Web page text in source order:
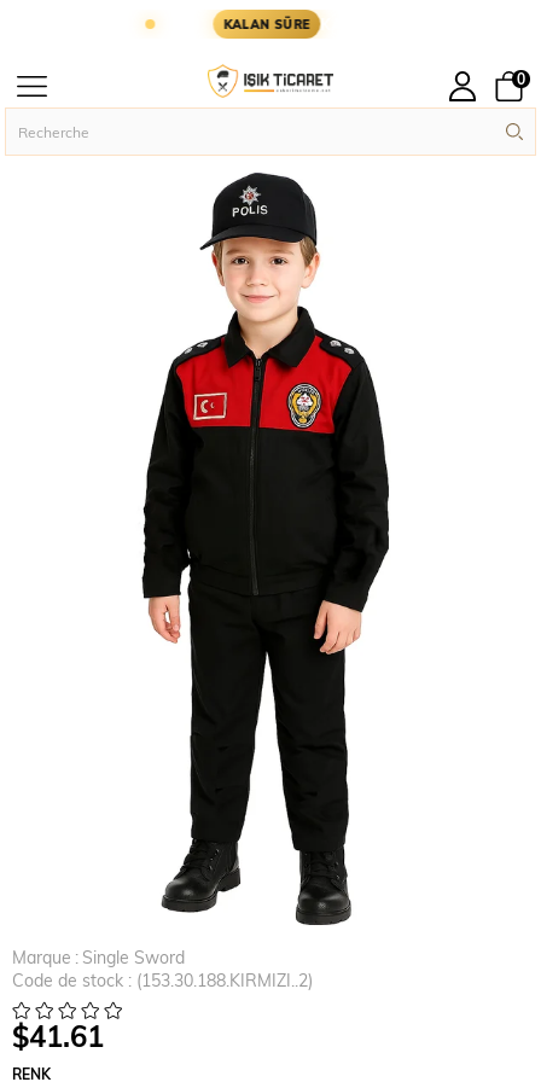
KALAN SÜRE KARGOYA YETİŞMESİ İÇİN
0
Page principal
Marque : Single Sword
Code de stock
(153.30.188.KIRMIZI..2)
$41.61
RENK